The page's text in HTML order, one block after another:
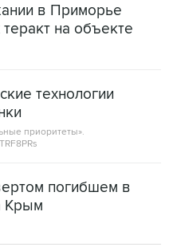
в Приморье
на объекте
технологии
приоритеты».
погибшем в
Крым